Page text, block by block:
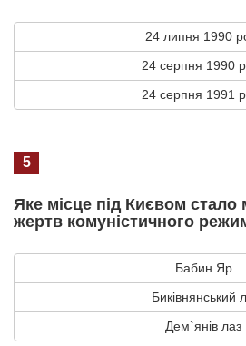
24 липня 1990
24 серпня 1990
24 серпня 1991
5
Яке місце під Києвом стало
жертв комуністичного
Бабин Яр
Биківнянський
Дем`янів лаз